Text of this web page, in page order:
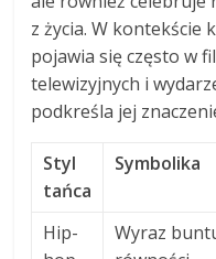
z życia. W
pojawia się często w
telewizyjnych i
podkreśla jej
Styl
tańca
Symbolika
Hip-
Wyraz